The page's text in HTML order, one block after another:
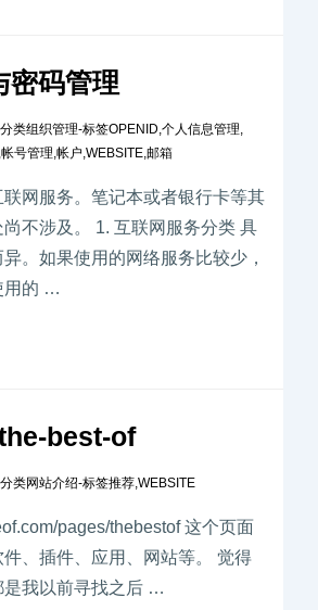
密码管理
分类组织管理-标签OPENID,个人信息管理,
,帐号管理,帐户,WEBSITE,邮箱
网服务。笔记本或者银行卡等其
不涉及。 1. 互联网服务分类 具
。如果使用的网络服务比较少，
用的 …
best-of
分类网站介绍-标签推荐,WEBSITE
pages/thebestof 这个页面
、插件、应用、网站等。 觉得
是我以前寻找之后 …